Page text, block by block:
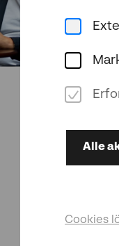
Alle
Cookies